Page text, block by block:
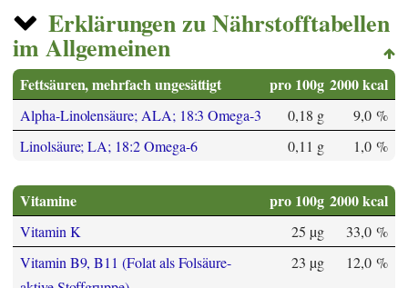
Erklärungen zu Nährstofftabellen
im Allgemeinen
Fettsäuren, mehrfach ungesättigt pro 100g 2000 kcal
Alpha-Linolensäure; ALA; 18:3 Omega-3 0,18 g
9,0 %
Linolsäure; LA; 18:2 Omega-6
0,11 g 1,0 %
Vitamine pro 100g 2000 kcal
Vitamin K 25 µg
33,0 %
Vitamin B9, B11 (Folat als Folsäure-
23 µg 12,0 %